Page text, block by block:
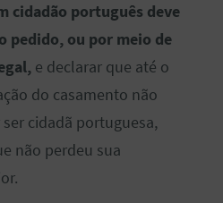
cidadão português deve
pedido, ou por meio de
e declarar que até o
do casamento não
cidadã portuguesa,
não perdeu sua